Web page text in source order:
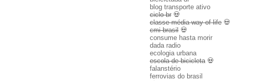
blog transporte ativo
ciclo br 💀
classe média way of life 💀
cmi brasil 💀
consume hasta morir
dada radio
ecologia urbana
escola de bicicleta💀
falanstério
ferrovias do brasil